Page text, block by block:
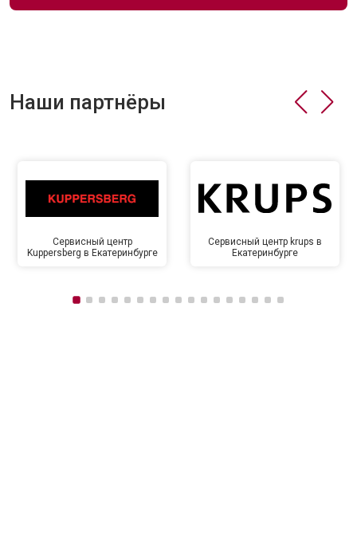
Наши партнёры
Сервисный центр
Kuppersberg в Екатеринбурге
Сервисный центр krups в
Екатеринбурге